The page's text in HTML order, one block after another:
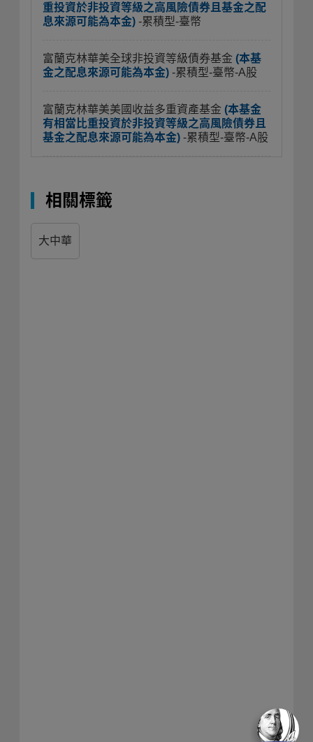
重投資於非投資等級之高風險債券且基金之配
息來源可能為本金) -累積型-臺幣
富蘭克林華美全球非投資等級債券基金 (本基
金之配息來源可能為本金) -累積型-臺幣-A股
富蘭克林華美美國收益多重資產基金 (本基金
有相當比重投資於非投資等級之高風險債券且
基金之配息來源可能為本金) -累積型-臺幣-A股
相關標籤
大中華